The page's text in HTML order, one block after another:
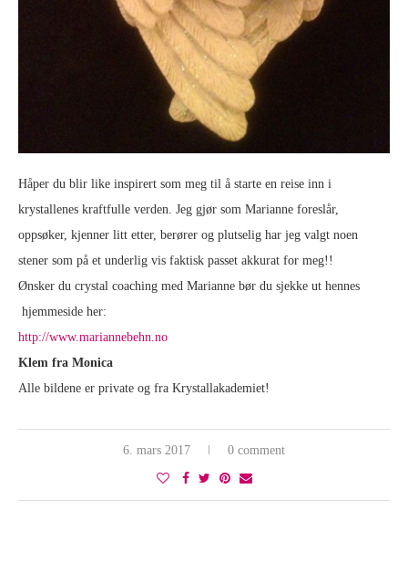
Håper du blir like inspirert som meg til å starte en reise inn i
krystallenes kraftfulle verden. Jeg gjør som Marianne foreslår,
oppsøker, kjenner litt etter, berører og plutselig har jeg valgt noen
stener som på et underlig vis faktisk passet akkurat for meg!!
Ønsker du crystal coaching med Marianne bør du sjekke ut hennes
hjemmeside her:
http://www.mariannebehn.no
Klem fra Monica
Alle bildene er private og fra Krystallakademiet!
6. mars 2017 0 comment